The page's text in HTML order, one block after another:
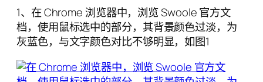
1、在 Chrome 浏览器中，浏览 Swoole 官方文
档，使用鼠标选中的部分，其背景颜色过淡，为
灰蓝色，与文字颜色对比不够明显，如图1